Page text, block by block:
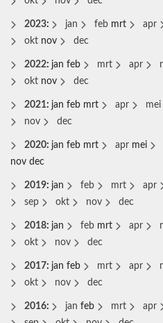
2023: jan feb mrt apr
okt nov dec
2022: jan feb mrt apr
okt nov dec
2021: jan feb mrt apr mei
nov
dec
2020: jan feb mrt apr mei
nov dec
2019: jan feb mrt apr
sep
okt nov dec
2018: jan feb mrt apr
okt
nov dec
2017: jan feb mrt apr
okt
nov dec
2016: jan feb mrt apr